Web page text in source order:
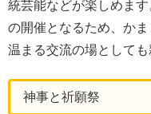
統芸能などが楽しめま
の開催となるため、か
温まる交流の場としても
神事と祈願祭